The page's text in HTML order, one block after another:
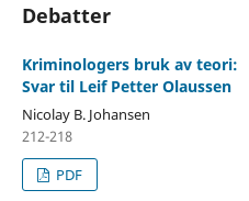
Debatter
Kriminologers bruk av teori:
Svar til Leif Petter Olaussen
Nicolay B. Johansen
212-218
PDF